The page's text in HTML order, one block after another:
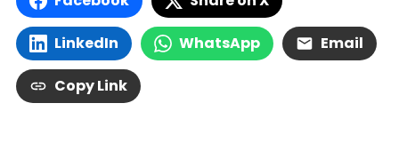
LinkedIn WhatsApp Email
Copy Link